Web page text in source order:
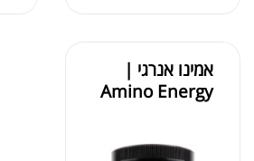
אמינו אנרגי |
Amino Energy